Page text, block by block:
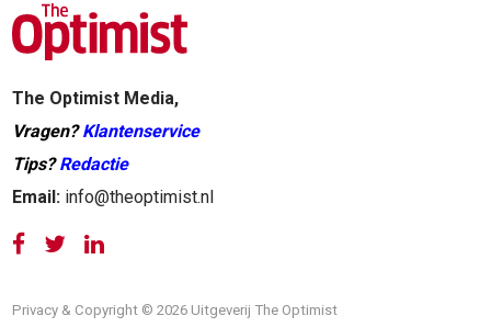
The Optimist Media,
Vragen? Klantenservice
Tips? Redactie
Email: info@theoptimist.nl
Privacy & Copyright © 2026 Uitgeverij The Optimist